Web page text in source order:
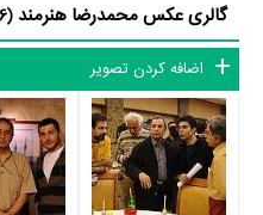
تلویزیون گذراند و در تولید اثر
هنرمند در این سال، فعالیت در
می‌شود.
شاید یکی از مهم‌ترین بخش‌های
گالری عکس محمدرضا هنرمند (6 تصویر)
اضافه کردن تصویر